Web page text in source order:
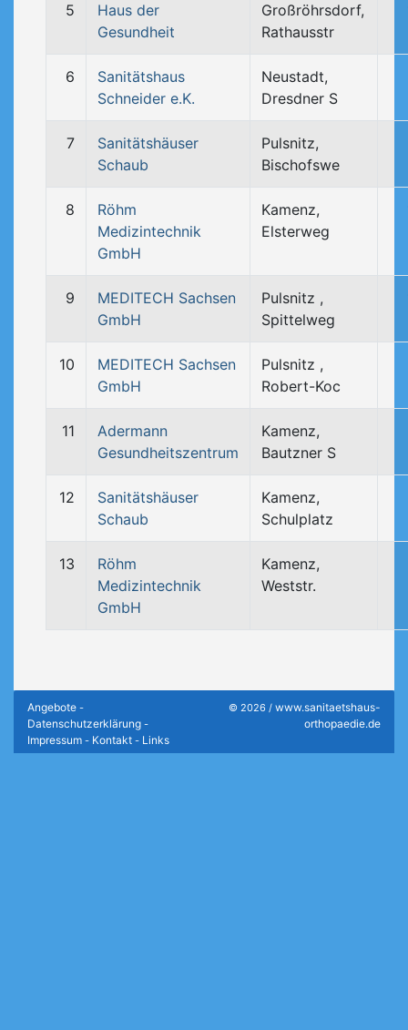
5
Haus der
Gesundheit
Großröhrsdorf,
Rathausstr
6
Sanitätshaus
Schneider e.K.
Neustadt,
Dresdner S
7
Sanitätshäuser
Schaub
Pulsnitz,
Bischofswe
8
Röhm
Medizintechnik
GmbH
Kamenz,
Elsterweg
9
MEDITECH Sachsen
GmbH
Pulsnitz ,
Spittelweg
10
MEDITECH Sachsen
GmbH
Pulsnitz ,
Robert-Koc
11
Adermann
Gesundheitszentrum
Kamenz,
Bautzner S
12
Sanitätshäuser
Schaub
Kamenz,
Schulplatz
13
Röhm
Medizintechnik
GmbH
Kamenz,
Weststr.
Angebote -
Datenschutzerklärung -
Impressum - Kontakt - Links
© 2026 / www.sanitaetshaus-
orthopaedie.de